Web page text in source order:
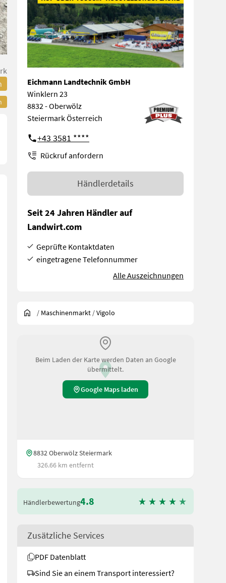
Eichmann Landtechnik GmbH
Winklern 23
8832 - Oberwölz
Steiermark Österreich
+43 3581 ****
Rückruf anfordern
Händlerdetails
Seit 24 Jahren Händler auf
Landwirt.com
Geprüfte Kontaktdaten
eingetragene Telefonnummer
Alle Auszeichnungen
/ Maschinenmarkt /Vigolo
Beim Laden der Karte werden Daten an Google
übermittelt.
Google Maps laden
8832 Oberwölz Steiermark
326.66 km entfernt
Händlerbewertung4.8
Zusätzliche Services
PDF Datenblatt
Sind Sie an einem Transport interessiert?